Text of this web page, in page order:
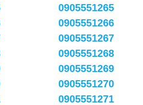
0905551265
0905551266
0905551267
0905551268
0905551269
0905551270
0905551271